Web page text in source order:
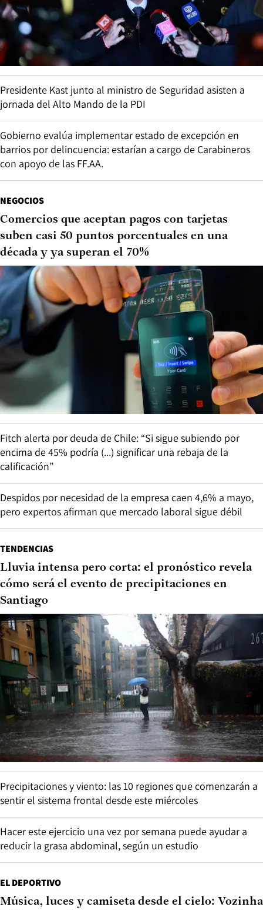
Presidente Kast junto al ministro de Seguridad asisten a
jornada del Alto Mando de la PDI
Gobierno evalúa implementar estado de excepción en
barrios por delincuencia: estarían a cargo de Carabineros
con apoyo de las FF.AA.
NEGOCIOS
Comercios que aceptan pagos con tarjetas
suben casi 50 puntos porcentuales en una
década y ya superan el 70%
Fitch alerta por deuda de Chile: “Si sigue subiendo por
encima de 45% podría (...) significar una rebaja de la
calificación”
Despidos por necesidad de la empresa caen 4,6% a mayo,
pero expertos afirman que mercado laboral sigue débil
TENDENCIAS
Lluvia intensa pero corta: el pronóstico revela
cómo será el evento de precipitaciones en
Santiago
Precipitaciones y viento: las 10 regiones que comenzarán a
sentir el sistema frontal desde este miércoles
Hacer este ejercicio una vez por semana puede ayudar a
reducir la grasa abdominal, según un estudio
EL DEPORTIVO
Música, luces y camiseta desde el cielo: Vozinha